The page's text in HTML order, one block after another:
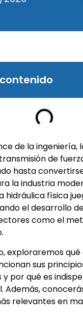
de la ingeniería,
de
hasta
la industria
hidráulica física
el desarrollo
como el
exploraremos qué
sus
por qué es
Además,
relevantes en